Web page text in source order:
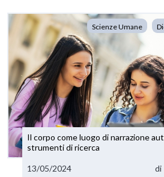
Scienze Umane
Il corpo come luogo di narrazione
strumenti di ricerca
13/05/2024 di